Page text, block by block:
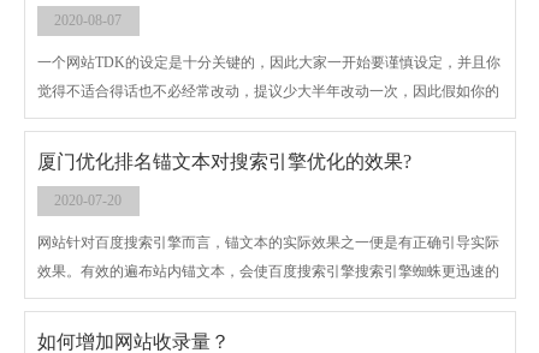
2020-08-07
一个网站TDK的设定是十分关键的，因此大家一开始要谨慎设定，并且你
觉得不适合得话也不必经常改动，提议少大半年改动一次，因此假如你的
关键字一开始就提炼出的十分及时得话也省了中后期许多事。
厦门优化排名锚文本对搜索引擎优化的效果?
2020-07-20
网站针对百度搜索引擎而言，锚文本的实际效果之一便是有正确引导实际
效果。有效的遍布站内锚文本，会使百度搜索引擎搜索引擎蜘蛛更迅速的
爬行网站导航，这和我们经常说的导航有如出一辙之妙，这也是对百度搜
索引擎友好的一种主要表现。
如何增加网站收录量？